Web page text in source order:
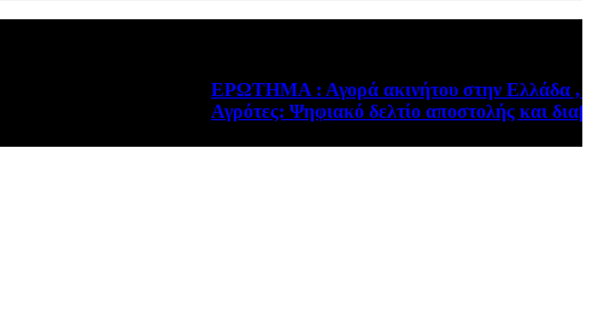
ΕΡΩΤΗΜΑ : Αγορά ακινήτου στην Ελλάδα , από
Αγρότες: Ψηφιακό δελτίο αποστολής και